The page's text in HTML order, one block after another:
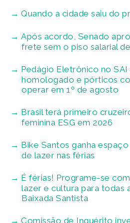
Quando a cidade saiu do
Após acordo, Senado
frete sem o piso salarial
Pedágio Eletrônico no SAI
homologado e pórticos
operar em 1º de agosto
Brasil terá primeiro
feminina ESG em 2026
Bike Santos ganha
de lazer nas férias
É férias! Programe-se
lazer e cultura para todas
Baixada Santista
Comissão de Inquérito